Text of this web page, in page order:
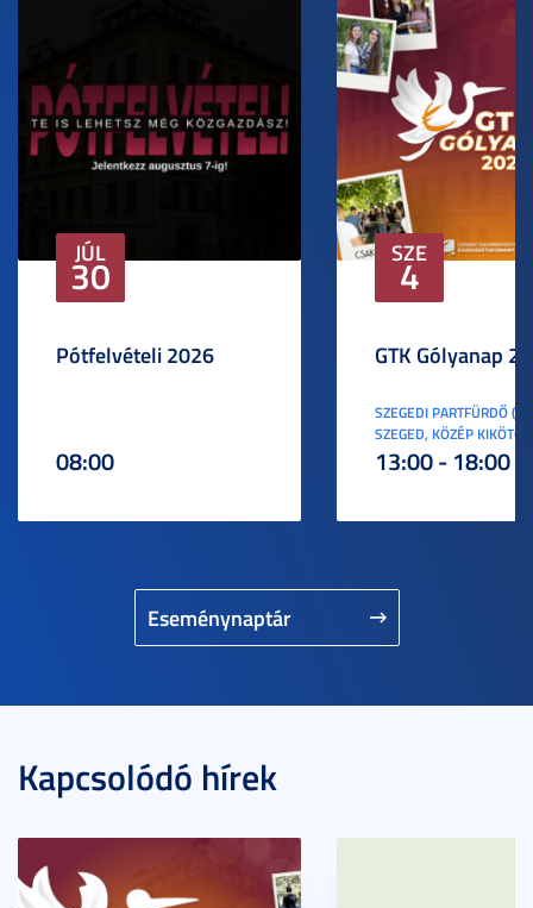
Eseménynaptár
JÚL
30
Pótfelvételi 2026
08:00
SZE
4
GTK Gólyanap
SZEGEDI PARTFÜRDŐ
SZEGED, KÖZÉP KIKÖTŐ
13:00 - 18:00
Kapcsolódó hírek